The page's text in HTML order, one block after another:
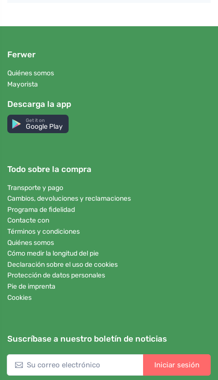
Ferwer
Quiénes somos
Mayorista
Descarga la app
Get it on
Google Play
Todo sobre la compra
Transporte y pago
Cambios, devoluciones y reclamaciones
Programa de fidelidad
Contacte con
Términos y condiciones
Quiénes somos
Cómo medir la longitud del pie
Declaración sobre el uso de cookies
Protección de datos personales
Pie de imprenta
Cookies
Suscríbase a nuestro boletín de noticias
Iniciar sesión